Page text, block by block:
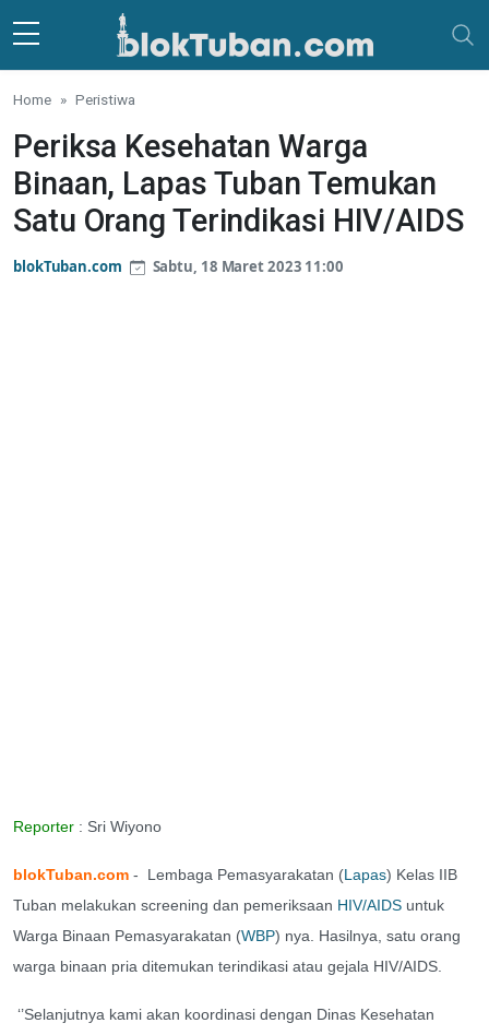
Skip to main content
Home Peristiwa
Periksa Kesehatan Warga
Binaan, Lapas Tuban Temukan
Satu Orang Terindikasi HIV/AIDS
blokTuban.com Sabtu, 18 Maret 2023 11:00
Reporter : Sri Wiyono
blokTuban.com - Lembaga Pemasyarakatan (Lapas) Kelas IIB
Tuban melakukan screening dan pemeriksaan HIV/AIDS untuk
Warga Binaan Pemasyarakatan (WBP) nya. Hasilnya, satu orang
warga binaan pria ditemukan terindikasi atau gejala HIV/AIDS.
‘’Selanjutnya kami akan koordinasi dengan Dinas Kesehatan